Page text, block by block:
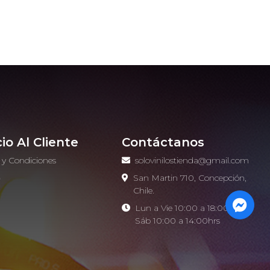
Al Cliente
Condiciones
Contáctanos
solovinilostienda@gmail.com
San Martin 710, Concepción,
Chile.
Lun a Vie 10:00 a 18:00hrs -
Sáb 10:00 a 14:00hrs